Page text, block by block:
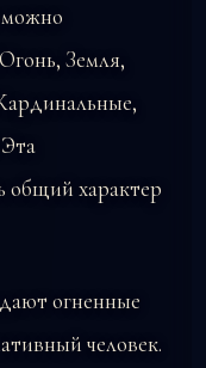
можно
Земля,
общий характер
огненные
человек.